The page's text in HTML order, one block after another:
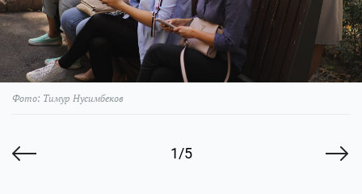
1/5
Фото: Тимур Нусимбеков